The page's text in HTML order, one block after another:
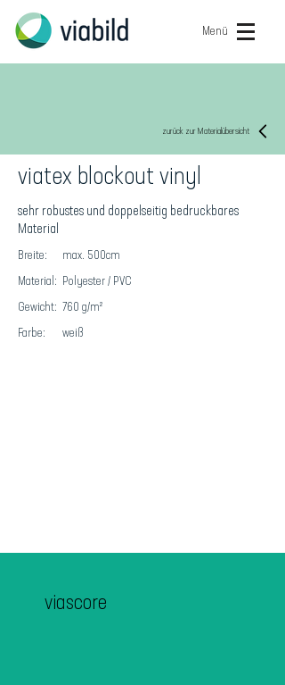
Menü
zurück zur Materialübersicht
viatex blockout vinyl
sehr robustes und doppelseitig bedruckbares
Material
Breite: max. 500cm
Material: Polyester / PVC
Gewicht: 760 g/m²
Farbe: weiß
viascore